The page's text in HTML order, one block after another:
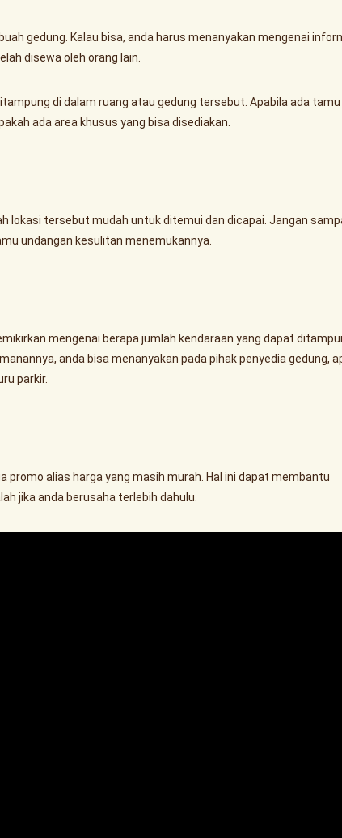
gedung. Kalau bisa, anda harus menanyakan mengenai
disewa oleh orang lain.
di dalam ruang atau gedung tersebut. Apabila ada tamu
ada area khusus yang bisa disediakan.
lokasi tersebut mudah untuk ditemui dan dicapai. Jangan
undangan kesulitan menemukannya.
mengenai berapa jumlah kendaraan yang dapat
anda bisa menanyakan pada pihak penyedia gedung,
parkir.
promo alias harga yang masih murah. Hal ini dapat membantu
jika anda berusaha terlebih dahulu.